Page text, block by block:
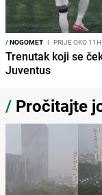
/NOGOMET I PRIJE OKO 11H
Trenutak koji se
Juventus
/ Pročitajte